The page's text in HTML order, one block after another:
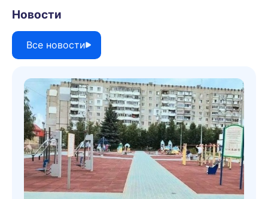
Новости
Все новости